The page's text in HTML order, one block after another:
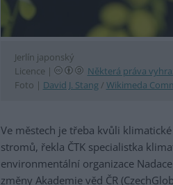
Jerlín japonský
Licence |
Některá práva
Foto | David J. Stang/ Wikimeda
Ve městech je třeba kvůli
stromů, řekla ČTK specialistka
environmentální organizace
změny Akademie věd ČR